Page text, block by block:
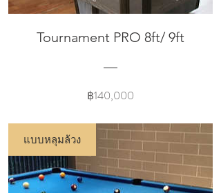
Tournament PRO 8ft/ 9ft
฿140,000
แบบหลุมล้วง